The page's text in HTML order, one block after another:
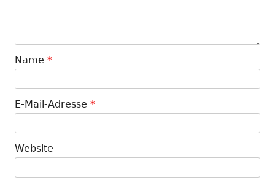
Name *
E-Mail-Adresse *
Website